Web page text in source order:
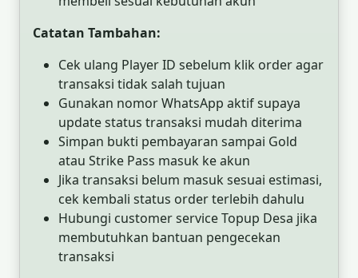
Catatan Tambahan:
Cek ulang Player ID sebelum klik order agar
transaksi tidak salah tujuan
Gunakan nomor WhatsApp aktif supaya
update status transaksi mudah diterima
Simpan bukti pembayaran sampai Gold
atau Strike Pass masuk ke akun
Jika transaksi belum masuk sesuai estimasi,
cek kembali status order terlebih dahulu
Hubungi customer service Topup Desa jika
membutuhkan bantuan pengecekan
transaksi